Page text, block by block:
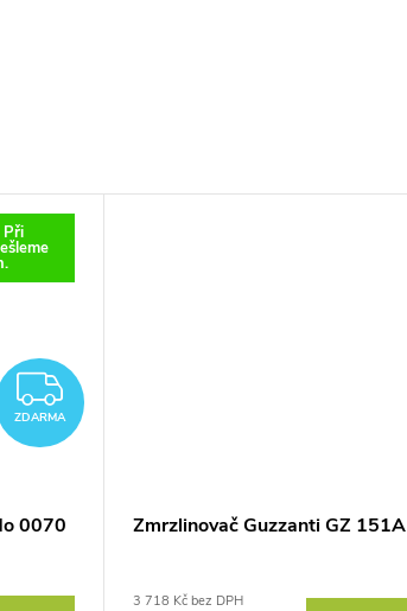
Při
ZDARMA
ZDARMA
0070
Zmrzlinovač Guzzanti GZ 151A
3 718 Kč bez DPH